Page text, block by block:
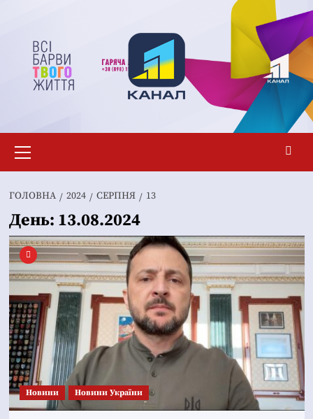
вмісту
меню
ГОЛОВНА 2024 СЕРПНЯ 13
День: 13.08.2024
Новини Новини України